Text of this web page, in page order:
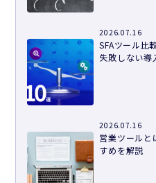
2026.07.16
SFAツール比
失敗しない導
2026.07.16
営業ツールと
すめを解説